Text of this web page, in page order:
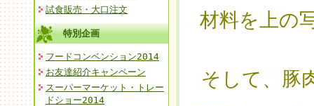
試食販売・大口注文
特別企画
フードコンベンション2014
お友達紹介キャンペーン
スーパーマーケット・トレー
ドショー2014
材料を上の
そして、豚